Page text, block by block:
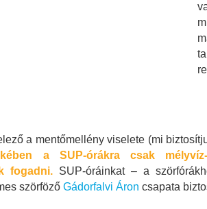
a mentőmellény viselete (mi
a SUP-órákra csak
fogadni. SUP-óráinkat – a
szörföző Gádorfalvi Áron csapata